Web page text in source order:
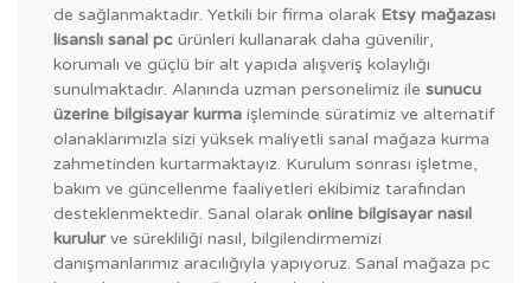
de sağlanmaktadır. Yetkili bir firma olarak Etsy mağazası
lisanslı sanal pc ürünleri kullanarak daha güvenilir,
korumalı ve güçlü bir alt yapıda alışveriş kolaylığı
sunulmaktadır. Alanında uzman personelimiz ile sunucu
üzerine bilgisayar kurma işleminde süratimiz ve alternatif
olanaklarımızla sizi yüksek maliyetli sanal mağaza kurma
zahmetinden kurtarmaktayız. Kurulum sonrası işletme,
bakım ve güncellenme faaliyetleri ekibimiz tarafından
desteklenmektedir. Sanal olarak online bilgisayar nasıl
kurulurve sürekliliği nasıl, bilgilendirmemizi
danışmanlarımız aracılığıyla yapıyoruz. Sanal mağaza pc